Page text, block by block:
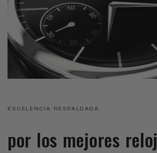
EXCELENCIA RESPALDADA
por los mejores